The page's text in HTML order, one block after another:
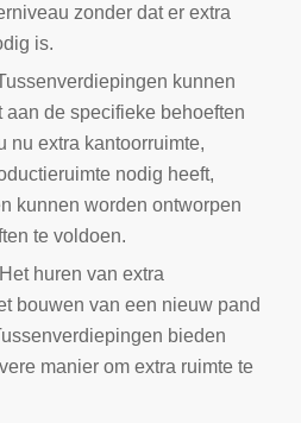
zonder dat er extra
is.
kunnen
de specifieke behoeften
nu extra kantoorruimte,
nodig heeft,
kunnen worden ontworpen
te voldoen.
huren van extra
bouwen van een nieuw pand
bieden
manier om extra ruimte te